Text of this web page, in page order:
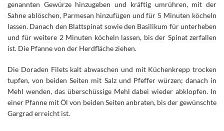
genannten Gewürze hinzugeben und kräftig umrühren, mit der
Sahne ablöschen, Parmesan hinzufügen und für 5 Minuten köcheln
lassen. Danach den Blattspinat sowie den Basilikum für unterheben
und für weitere 2 Minuten köcheln lassen, bis der Spinat zerfallen
ist. Die Pfanne von der Herdfläche ziehen.
Die Doraden Filets kalt abwaschen und mit Küchenkrepp trocken
tupfen, von beiden Seiten mit Salz und Pfeffer würzen; danach in
Mehl wenden, das überschüssige Mehl dabei wieder abklopfen. In
einer Pfanne mit Öl von beiden Seiten anbraten, bis der gewünschte
Gargrad erreicht ist.